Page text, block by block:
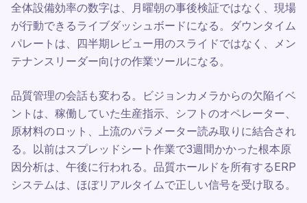
全体設備効率の数字は、月曜朝の事後検証ではなく、現場
が行動できるライブダッシュボードになる。ダウンタイム
パレートは、四半期レビュー用のスライドではなく、メン
テナンスリーダー向けの作業ツールになる。
品質管理の会話も変わる。ビジョンカメラからの欠陥イベ
ントは、稼働していた生産指示、シフトのオペレーター、
原材料のロット、上流のパラメーター読み取りに結合され
る。以前はスプレッドシート作業で3週間かかった根本原
因分析は、午後に行われる。品質ホールドを所有するERP
システムは、ほぼリアルタイムで正しい信号を受け取る。